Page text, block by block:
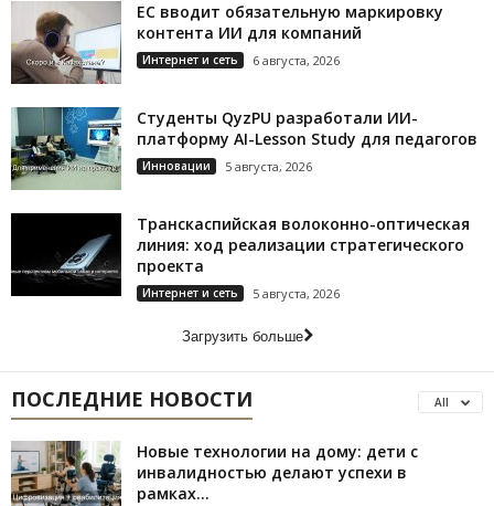
ЕС вводит обязательную маркировку
контента ИИ для компаний
Интернет и сеть 6 августа, 2026
Студенты QyzPU разработали ИИ-
платформу AI-Lesson Study для педагогов
Инновации 5 августа, 2026
Транскаспийская волоконно-оптическая
линия: ход реализации стратегического
проекта
Интернет и сеть 5 августа, 2026
Загрузить больше
ПОСЛЕДНИЕ НОВОСТИ All
Новые технологии на дому: дети с
инвалидностью делают успехи в
рамках...